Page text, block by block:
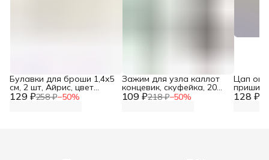
129 ₽258 ₽−50%
Булавки для броши 1,4х5
см, 2 шт, Айрис, цвет
бронза 109 ₽218 ₽−50%
Зажим для узла каллот
концевик, скуфейка, 20
шт/упак, Astra&Craft, 128 ₽
Цап
для